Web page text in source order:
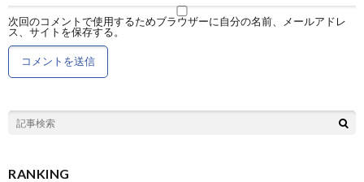
次回のコメントで使用するためブラウザーに自分の名前、メールアドレ
ス、サイトを保存する。
RANKING